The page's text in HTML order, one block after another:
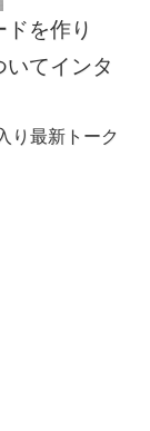
を作り
てインタ
り最新トーク